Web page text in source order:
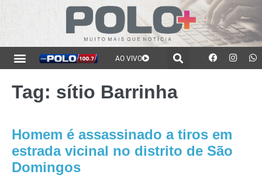
AO VIVO
Tag: sítio Barrinha
Homem é assassinado a tiros em
estrada vicinal no distrito de São
Domingos